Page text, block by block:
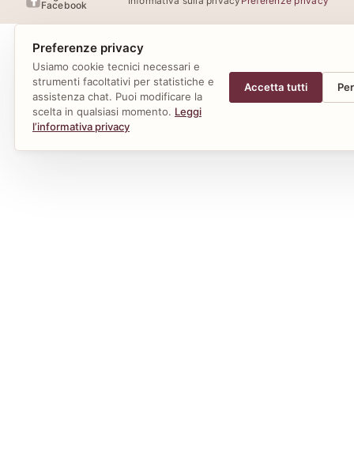
Facebook
Preferenze privacy
Usiamo cookie tecnici necessari e
strumenti facoltativi per statistiche e
assistenza chat. Puoi modificare la
scelta in qualsiasi momento. Leggi
l’informativa privacy
Accetta tutti